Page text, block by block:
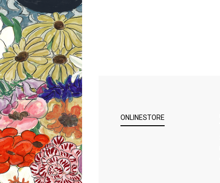
COPYRIGHT © KEITA MARUYAMA.
ALL RIGHTS RESERVED.
ONLINESTORE